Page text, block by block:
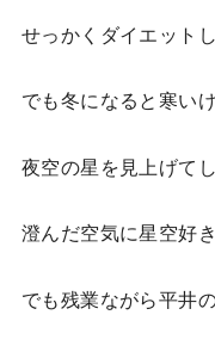
せっかくダイエット
でも冬になると寒い
夜空の星を見上げて
澄んだ空気に星空好
でも残業ながら平井